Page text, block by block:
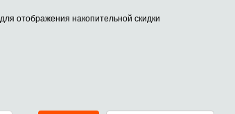
для отображения накопительной скидки